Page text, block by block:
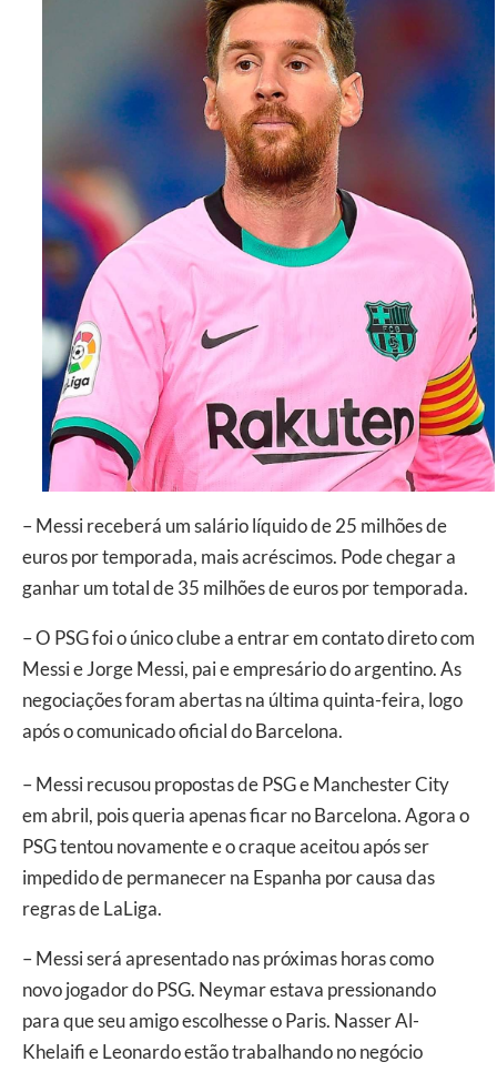
– Messi receberá um salário líquido de 25 milhões de
euros por temporada, mais acréscimos. Pode chegar a
ganhar um total de 35 milhões de euros por temporada.
– O PSG foi o único clube a entrar em contato direto com
Messi e Jorge Messi, pai e empresário do argentino. As
negociações foram abertas na última quinta-feira, logo
após o comunicado oficial do Barcelona.
– Messi recusou propostas de PSG e Manchester City
em abril, pois queria apenas ficar no Barcelona. Agora o
PSG tentou novamente e o craque aceitou após ser
impedido de permanecer na Espanha por causa das
regras de LaLiga.
– Messi será apresentado nas próximas horas como
novo jogador do PSG. Neymar estava pressionando
para que seu amigo escolhesse o Paris. Nasser Al-
Khelaifi e Leonardo estão trabalhando no negócio